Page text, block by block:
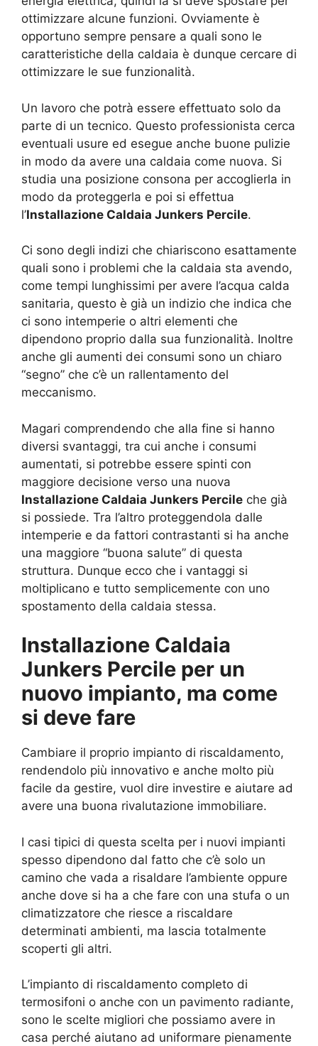
ottimizzare alcune funzioni. Ovviamente è
opportuno sempre pensare a quali sono le
caratteristiche della caldaia è dunque cercare di
ottimizzare le sue funzionalità.
Un lavoro che potrà essere effettuato solo da
parte di un tecnico. Questo professionista cerca
eventuali usure ed esegue anche buone pulizie
in modo da avere una caldaia come nuova. Si
studia una posizione consona per accoglierla in
modo da proteggerla e poi si effettua
l’Installazione Caldaia Junkers Percile.
Ci sono degli indizi che chiariscono esattamente
quali sono i problemi che la caldaia sta avendo,
come tempi lunghissimi per avere l’acqua calda
sanitaria, questo è già un indizio che indica che
ci sono intemperie o altri elementi che
dipendono proprio dalla sua funzionalità. Inoltre
anche gli aumenti dei consumi sono un chiaro
“segno” che c’è un rallentamento del
meccanismo.
Magari comprendendo che alla fine si hanno
diversi svantaggi, tra cui anche i consumi
aumentati, si potrebbe essere spinti con
maggiore decisione verso una nuova
Installazione Caldaia Junkers Percile che già
si possiede. Tra l’altro proteggendola dalle
intemperie e da fattori contrastanti si ha anche
una maggiore “buona salute” di questa
struttura. Dunque ecco che i vantaggi si
moltiplicano e tutto semplicemente con uno
spostamento della caldaia stessa.
Installazione Caldaia
Junkers Percile per un
nuovo impianto, ma come
si deve fare
Cambiare il proprio impianto di riscaldamento,
rendendolo più innovativo e anche molto più
facile da gestire, vuol dire investire e aiutare ad
avere una buona rivalutazione immobiliare.
I casi tipici di questa scelta per i nuovi impianti
spesso dipendono dal fatto che c’è solo un
camino che vada a risaldare l’ambiente oppure
anche dove si ha a che fare con una stufa o un
climatizzatore che riesce a riscaldare
determinati ambienti, ma lascia totalmente
scoperti gli altri.
L’impianto di riscaldamento completo di
termosifoni o anche con un pavimento radiante,
sono le scelte migliori che possiamo avere in
casa perché aiutano ad uniformare pienamente